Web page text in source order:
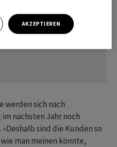
werden sich nach
nächsten Jahr noch
sind die Kunden so
man meinen könnte,
AKZEPTIEREN